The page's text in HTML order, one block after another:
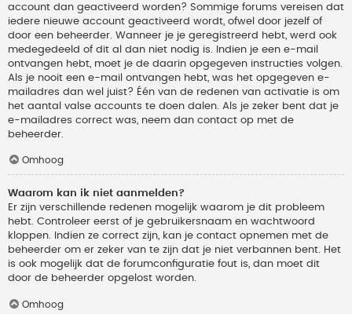
account dan geactiveerd worden? Sommige forums vereisen dat
iedere nieuwe account geactiveerd wordt, ofwel door jezelf of
door een beheerder. Wanneer je je geregistreerd hebt, werd ook
medegedeeld of dit al dan niet nodig is. Indien je een e-mail
ontvangen hebt, moet je de daarin opgegeven instructies volgen.
Als je nooit een e-mail ontvangen hebt, was het opgegeven e-
mailadres dan wel juist? Één van de redenen van activatie is om
het aantal valse accounts te doen dalen. Als je zeker bent dat je
e-mailadres correct was, neem dan contact op met de
beheerder.
Omhoog
Waarom kan ik niet aanmelden?
Er zijn verschillende redenen mogelijk waarom je dit probleem
hebt. Controleer eerst of je gebruikersnaam en wachtwoord
kloppen. Indien ze correct zijn, kan je contact opnemen met de
beheerder om er zeker van te zijn dat je niet verbannen bent. Het
is ook mogelijk dat de forumconfiguratie fout is, dan moet dit
door de beheerder opgelost worden.
Omhoog